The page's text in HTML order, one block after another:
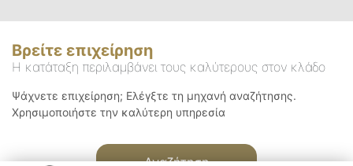
Βρείτε επιχείρηση
Η κατάταξη περιλαμβάνει τους καλύτερους στον κλάδο
Ψάχνετε επιχείρηση; Ελέγξτε τη μηχανή αναζήτησης.
Χρησιμοποιήστε την καλύτερη υπηρεσία
Αναζήτηση